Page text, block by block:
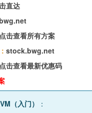
直达
点击查看所有方案
stock.bwg.net
点击查看最新优惠码
（入门） ：